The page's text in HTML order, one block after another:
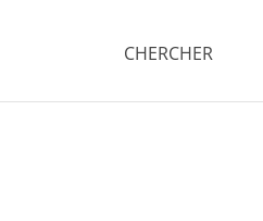
CHERCHER